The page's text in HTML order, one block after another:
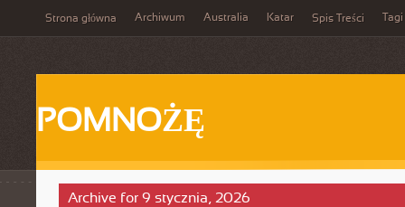
Strona główna Archiwum Australia Katar Spis Treści Tagi
POMNOŻĘ
Archive for 9 stycznia, 2026